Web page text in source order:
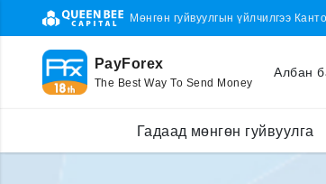
Мөнгөн гуйвуулгын үйлчилгээ
PayForex
The Best Way To Send Money
Албан
Гадаад мөнгөн гуйвуулга
Гадаад улсаас утсаа цэнэглэх Утасны дугаараа